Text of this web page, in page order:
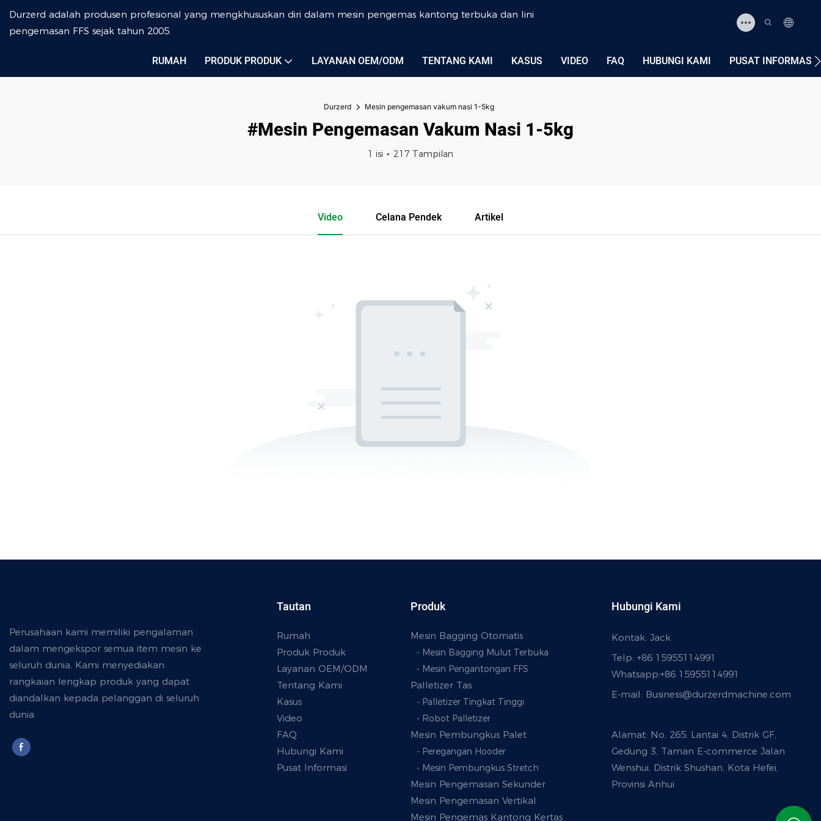
Durzerd adalah produsen profesional yang mengkhususkan diri dalam mesin pengemas kantong terbuka dan lini
pengemasan FFS sejak tahun 2005.
RUMAH PRODUK PRODUK LAYANAN OEM/ODM TENTANG KAMI KASUS VIDEO FAQ HUBUNGI KAMI PUSAT INFORMASI
Durzerd Mesin pengemasan vakum nasi 1-5kg
#Mesin Pengemasan Vakum Nasi 1-5kg
1 isi 217 Tampilan
Video Celana Pendek Artikel
Perusahaan kami memiliki pengalaman
dalam mengekspor semua item mesin ke
seluruh dunia, Kami menyediakan
rangkaian lengkap produk yang dapat
diandalkan kepada pelanggan di seluruh
dunia
Tautan
Rumah
Produk Produk
Layanan OEM/ODM
Tentang Kami
Kasus
Video
FAQ
Hubungi Kami
Pusat Informasi
Produk
Mesin Bagging Otomatis
- Mesin Bagging Mulut Terbuka
- Mesin Pengantongan FFS
Palletizer Tas
- Palletizer Tingkat Tinggi
- Robot Palletizer
Mesin Pembungkus Palet
- Peregangan Hooder
- Mesin Pembungkus Stretch
Mesin Pengemasan Sekunder
Mesin Pengemasan Vertikal
Mesin Pengemas Kantong Kertas
Hubungi Kami
Kontak: Jack
Telp: +86 15955114991
Whatsapp:+86 15955114991
E-mail: Business@durzerdmachine.com
Alamat: No. 265, Lantai 4, Distrik GF,
Gedung 3, Taman E-commerce Jalan
Wenshui, Distrik Shushan, Kota Hefei,
Provinsi Anhui